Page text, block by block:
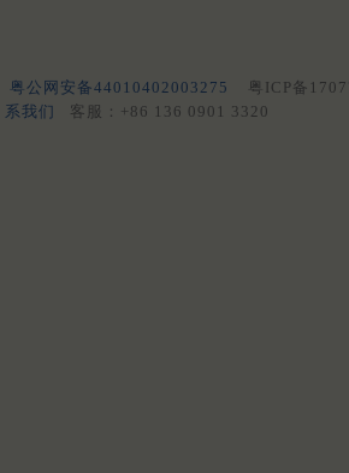
粤公网安备44010402003275 粤ICP备
系我们
客服：+86 136 0901 3320